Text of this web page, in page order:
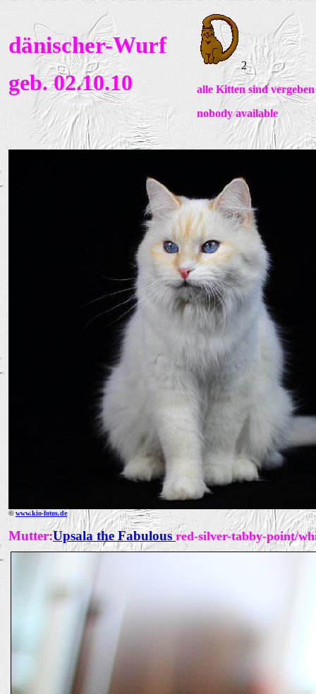
dänischer-Wurf
geb. 02.10.10
2
alle Kitten sind vergeben
nobodyavailable
©www.kio-fotos.de
Mutter:Upsala the Fabulousred-silver-tabby-point/